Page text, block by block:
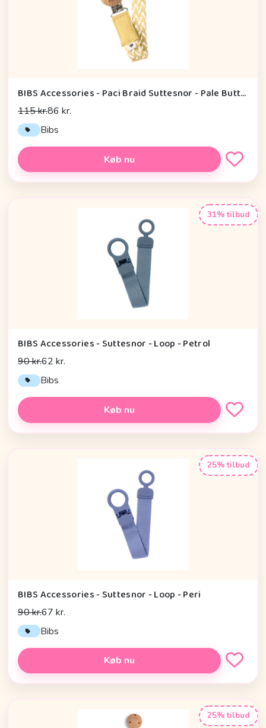
BIBS Accessories - Paci Braid Suttesnor - Pale Butter/Ivory
115 kr.86 kr.
Bibs
Køb nu
31% tilbud
BIBS Accessories - Suttesnor - Loop - Petrol
90 kr.62 kr.
Bibs
Køb nu
25% tilbud
BIBS Accessories - Suttesnor - Loop - Peri
90 kr.67 kr.
Bibs
Køb nu
25% tilbud